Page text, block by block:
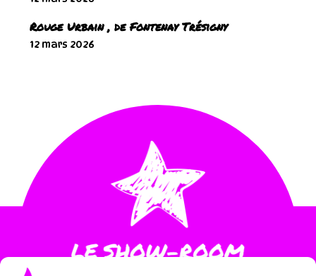
Rouge Urbain , de Fontenay Trésigny
12 mars 2026